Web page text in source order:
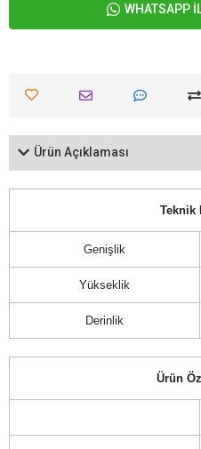
WHATSAPP
Ürün Açıklaması
Teknik
Genişlik
Yükseklik
Derinlik
Ürün